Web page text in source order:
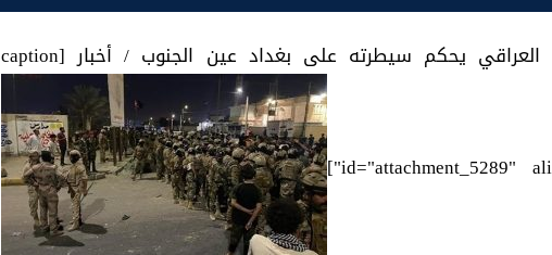
بعد فض الاحتجاجات.. الأمن العراقي يحكم سيطرته على بغداد عين الجنوب / أخبار [caption
id="attachment_5289"